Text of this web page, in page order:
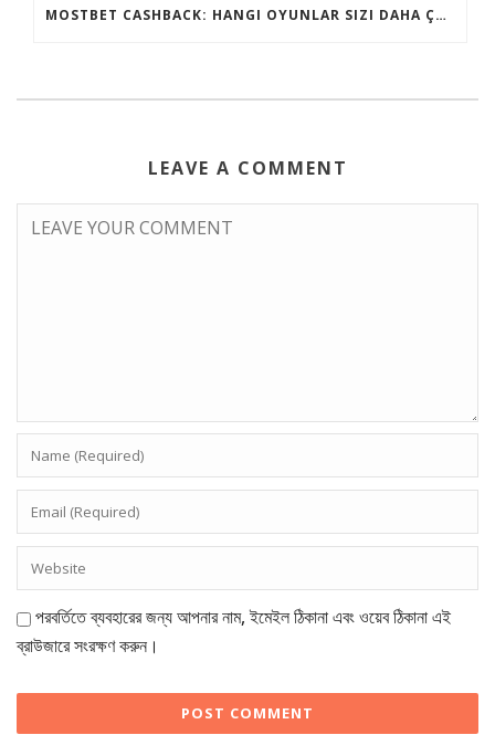
MOSTBET CASHBACK: HANGI OYUNLAR SIZI DAHA ÇOX QAZANA BILƏR?
LEAVE A COMMENT
পরবর্তিতে ব্যবহারের জন্য আপনার নাম, ইমেইল ঠিকানা এবং ওয়েব ঠিকানা এই
ব্রাউজারে সংরক্ষণ করুন।